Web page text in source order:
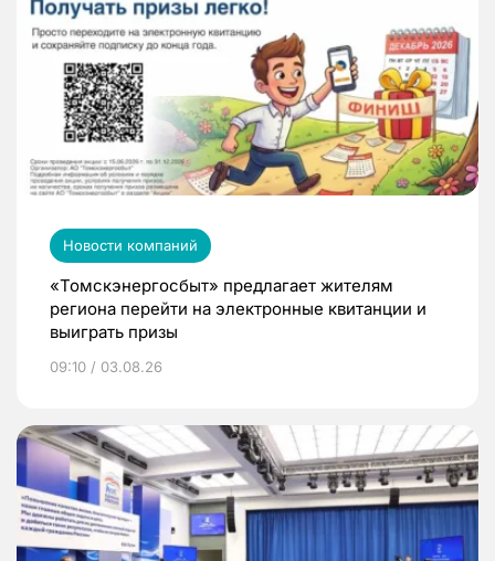
Новости компаний
«Томскэнергосбыт» предлагает жителям
региона перейти на электронные квитанции и
выиграть призы
09:10 / 03.08.26